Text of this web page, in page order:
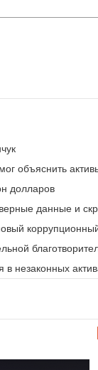
объяснить
долларов
данные и
в незаконных